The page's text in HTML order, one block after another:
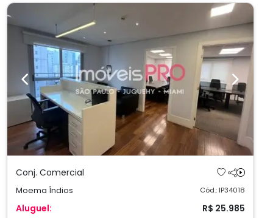
Previous Next
Conj. Comercial
Moema Índios Cód.: IP34018
Aluguel:
R$ 25.985